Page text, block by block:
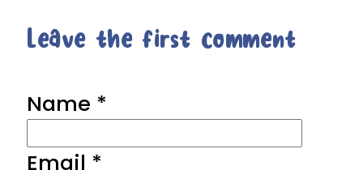
Leave the first comment
Name *
Email *